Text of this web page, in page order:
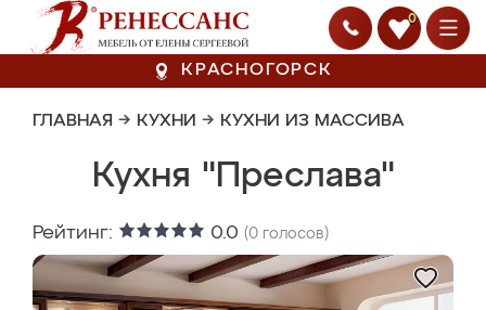
0
КРАСНОГОРСК
ГЛАВНАЯ → КУХНИ → КУХНИ ИЗ МАССИВА
Кухня "Преслава"
Рейтинг: 0.0 (0 голосов)